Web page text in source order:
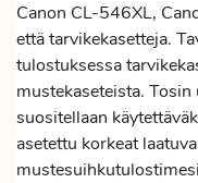
Canon CL-546XL,
että tarvikekasetteja.
tulostuksessa
mustekaseteista.
suositellaan
asetettu korkeat